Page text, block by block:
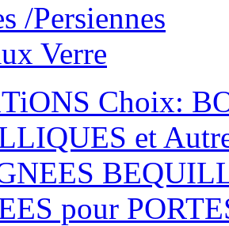
/Persiennes
Verre
Choix:
et
pour